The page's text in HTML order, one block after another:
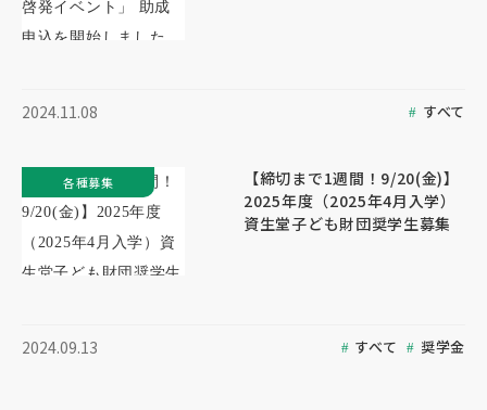
2024.11.08 すべて
【締切まで1週間！9/20(金)】
2025年度（2025年4月入学）
資生堂子ども財団奨学生募集
2024.09.13 すべて 奨学金
各種募集